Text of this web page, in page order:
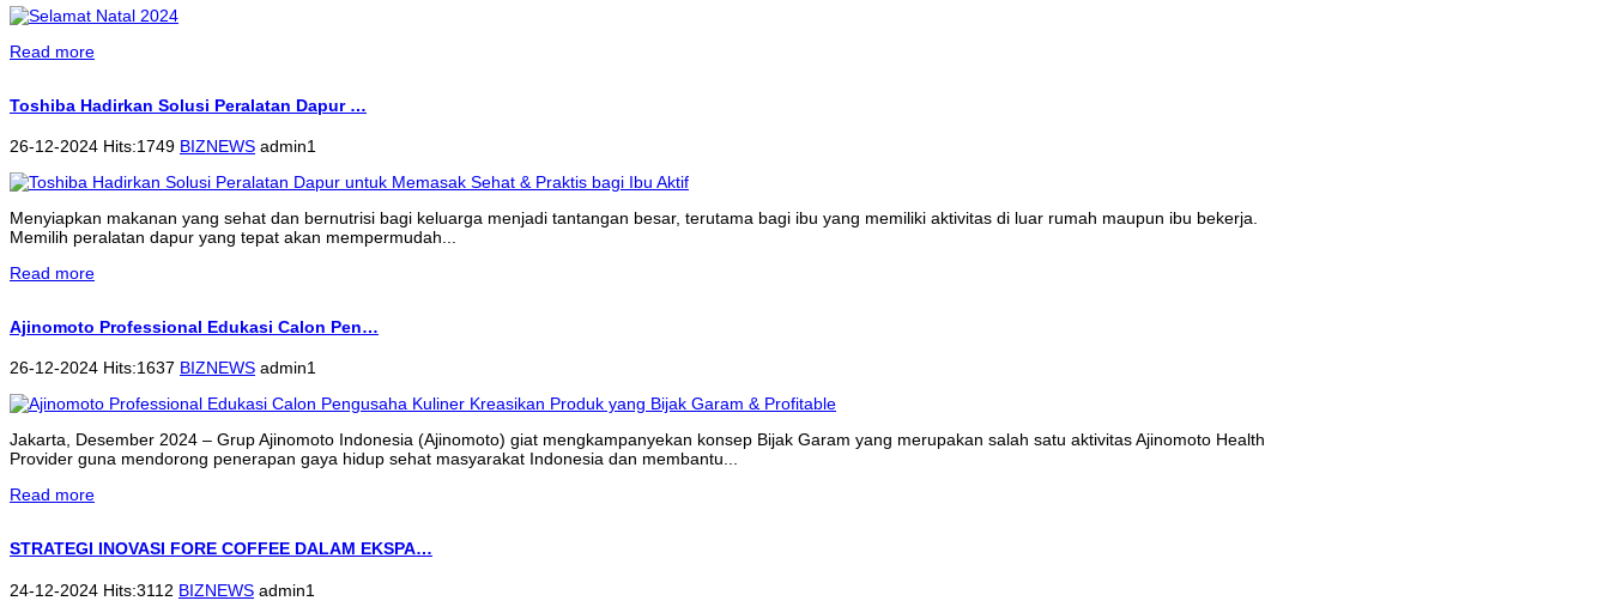
Read more
Toshiba Hadirkan Solusi Peralatan Dapur …
26-12-2024 Hits:1749 BIZNEWS admin1
Menyiapkan makanan yang sehat dan bernutrisi bagi keluarga menjadi tantangan besar, terutama bagi ibu yang memiliki aktivitas di luar rumah maupun ibu bekerja.
Memilih peralatan dapur yang tepat akan mempermudah...
Read more
Ajinomoto Professional Edukasi Calon Pen…
26-12-2024 Hits:1637 BIZNEWS admin1
Jakarta, Desember 2024 – Grup Ajinomoto Indonesia (Ajinomoto) giat mengkampanyekan konsep Bijak Garam yang merupakan salah satu aktivitas Ajinomoto Health
Provider guna mendorong penerapan gaya hidup sehat masyarakat Indonesia dan membantu...
Read more
STRATEGI INOVASI FORE COFFEE DALAM EKSPA…
24-12-2024 Hits:3112 BIZNEWS admin1